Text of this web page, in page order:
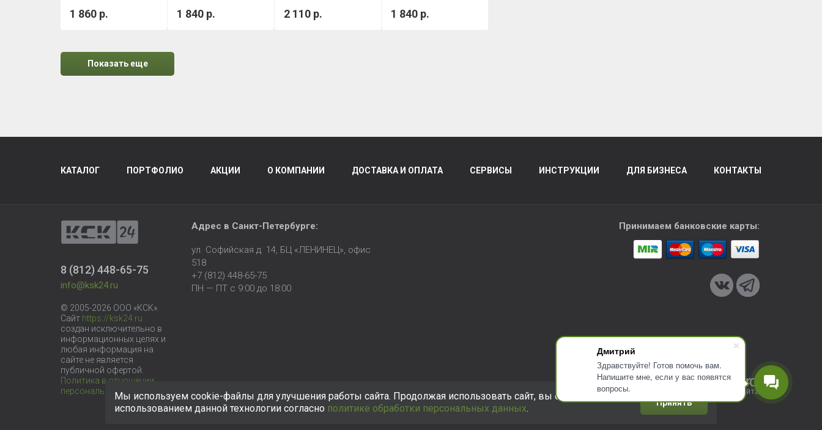
Дмитрий
Здравствуйте! Готов помочь вам.
Напишите мне, если у вас появятся
вопросы.
0.432 м3/уп)
1 860 р. 1 840 р. 2 110 р. 1 840 р.
Показать еще
КАТАЛОГ ПОРТФОЛИО АКЦИИ О КОМПАНИИ ДОСТАВКА И ОПЛАТА СЕРВИСЫ ИНСТРУКЦИИ ДЛЯ БИЗНЕСА КОНТАКТЫ
8 (812) 448-65-75
info@ksk24.ru
© 2005-2026 ООО «КСК».
Сайт https://ksk24.ru
создан исключительно в
информационных целях и
любая информация на
сайте не является
публичной офертой.
Политика в отношении
персональных данных
Адрес в Санкт-Петербурге:
ул. Софийская д. 14, БЦ «ЛЕНИНЕЦ», офис
518
+7 (812) 448-65-75
ПН — ПТ с 9:00 до 18:00
Принимаем банковские карты:
Разработка сайта
Мы используем cookie-файлы для улучшения работы сайта. Продолжая использовать сайт, вы соглашаетесь с
использованием данной технологии согласно политике обработки персональных данных.
Принять